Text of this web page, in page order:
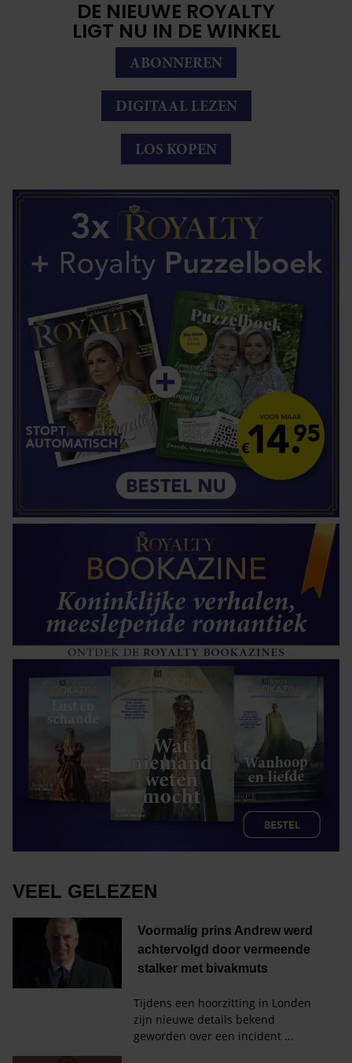
DE NIEUWE ROYALTY
LIGT NU IN DE WINKEL
ABONNEREN
DIGITAAL LEZEN
LOS KOPEN